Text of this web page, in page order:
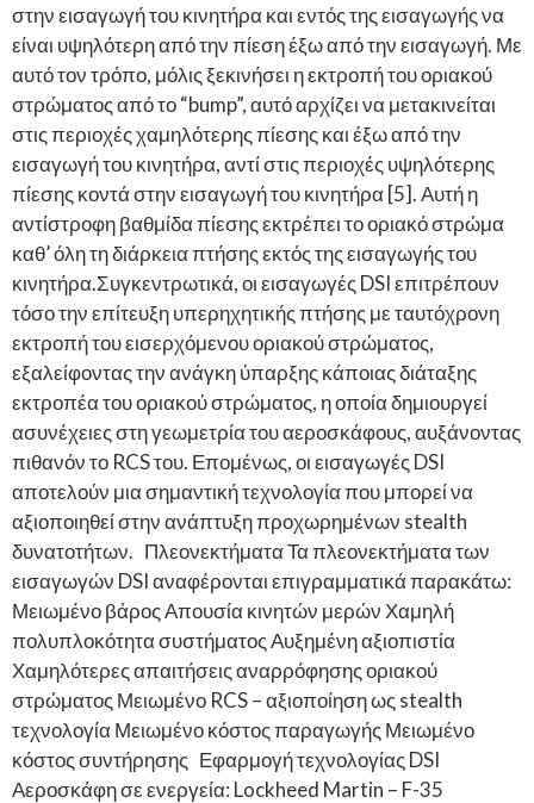
στην εισαγωγή του κινητήρα και εντός της εισαγωγής να
είναι υψηλότερη από την πίεση έξω από την εισαγωγή. Με
αυτό τον τρόπο, μόλις ξεκινήσει η εκτροπή του οριακού
στρώματος από το “bump”, αυτό αρχίζει να μετακινείται
στις περιοχές χαμηλότερης πίεσης και έξω από την
εισαγωγή του κινητήρα, αντί στις περιοχές υψηλότερης
πίεσης κοντά στην εισαγωγή του κινητήρα [5]. Αυτή η
αντίστροφη βαθμίδα πίεσης εκτρέπει το οριακό στρώμα
καθ’ όλη τη διάρκεια πτήσης εκτός της εισαγωγής του
κινητήρα.Συγκεντρωτικά, οι εισαγωγές DSI επιτρέπουν
τόσο την επίτευξη υπερηχητικής πτήσης με ταυτόχρονη
εκτροπή του εισερχόμενου οριακού στρώματος,
εξαλείφοντας την ανάγκη ύπαρξης κάποιας διάταξης
εκτροπέα του οριακού στρώματος, η οποία δημιουργεί
ασυνέχειες στη γεωμετρία του αεροσκάφους, αυξάνοντας
πιθανόν το RCS του. Επομένως, οι εισαγωγές DSI
αποτελούν μια σημαντική τεχνολογία που μπορεί να
αξιοποιηθεί στην ανάπτυξη προχωρημένων stealth
δυνατοτήτων. Πλεονεκτήματα Τα πλεονεκτήματα των
εισαγωγών DSI αναφέρονται επιγραμματικά παρακάτω:
Μειωμένο βάρος Απουσία κινητών μερών Χαμηλή
πολυπλοκότητα συστήματος Αυξημένη αξιοπιστία
Χαμηλότερες απαιτήσεις αναρρόφησης οριακού
στρώματος Μειωμένο RCS – αξιοποίηση ως stealth
τεχνολογία Μειωμένο κόστος παραγωγής Μειωμένο
κόστος συντήρησης Εφαρμογή τεχνολογίας DSI
Αεροσκάφη σε ενεργεία: Lockheed Martin – F-35